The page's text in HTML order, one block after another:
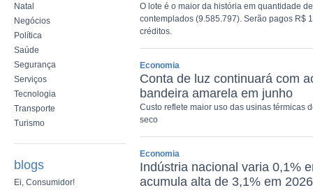
Natal
Negócios
Política
Saúde
Segurança
Serviços
Tecnologia
Transporte
Turismo
blogs
Ei, Consumidor!
O lote é o maior da história em quantidade
contemplados (9.585.797). Serão pagos R$
créditos.
Economia
Conta de luz continuará com
bandeira amarela em junho
Custo reflete maior uso das usinas térmicas
seco
Economia
Indústria nacional varia 0,1%
acumula alta de 3,1% em 2026